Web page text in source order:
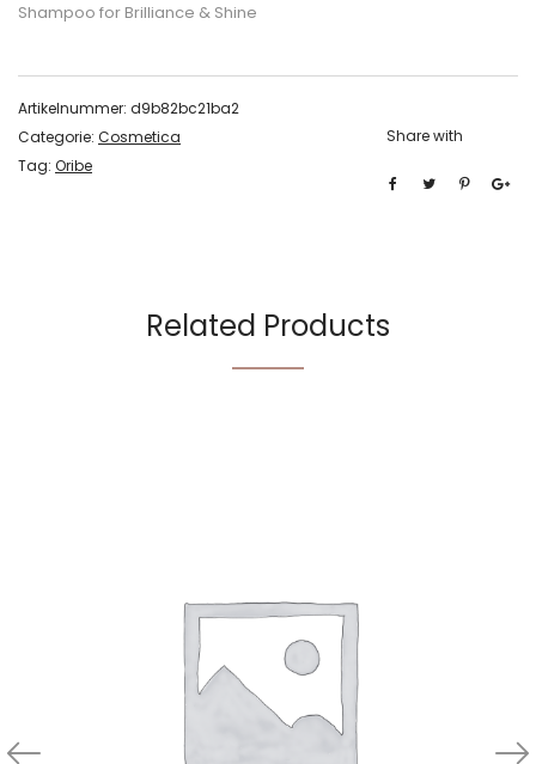
Shampoo for Brilliance & Shine
Artikelnummer: d9b82bc21ba2
Categorie: Cosmetica
Tag: Oribe
Share with
Related Products